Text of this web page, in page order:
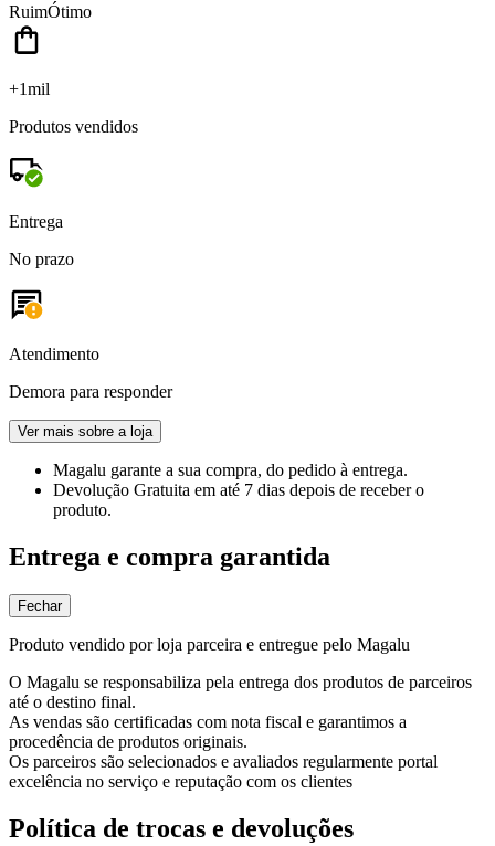
RuimÓtimo
+1mil
Produtos vendidos
Entrega
No prazo
Atendimento
Demora para responder
Ver mais sobre a loja
Magalu garante a sua compra, do pedido à entrega.
Devolução Gratuita em até 7 dias depois de receber o
produto.
Entrega e compra garantida
Fechar
Produto vendido por loja parceira e entregue pelo Magalu
O Magalu se responsabiliza pela entrega dos produtos de parceiros
até o destino final.
As vendas são certificadas com nota fiscal e garantimos a
procedência de produtos originais.
Os parceiros são selecionados e avaliados regularmente portal
excelência no serviço e reputação com os clientes
Política de trocas e devoluções